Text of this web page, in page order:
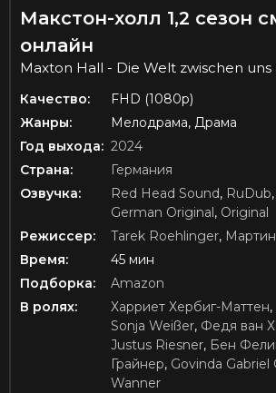
Макстон-холл 1,2 сезон
онлайн
Maxton Hall - Die Welt zwischen uns
Качество:
FHD (1080p)
Жанры:
Мелодрама, Драма
Год выхода: 2024
Страна:
Германия
Озвучка:
Red Head Sound, RuDub,
German Original , Original
Режиссер:
Tarek Roehlinger,
Время:
45 мин
Подборка:
Amazon
В ролях:
Харриет Хербиг-Маттен,
Sonja Weißer, Федя ван
Justus Riesner, Бен
Грайнер, Govinda Gabriel
Wanner